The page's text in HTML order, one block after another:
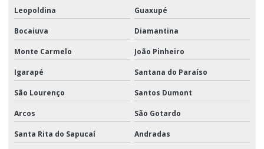
Leopoldina Guaxupé
Bocaiuva Diamantina
Monte Carmelo João Pinheiro
Igarapé Santana do Paraíso
São Lourenço Santos Dumont
Arcos São Gotardo
Santa Rita do Sapucaí Andradas